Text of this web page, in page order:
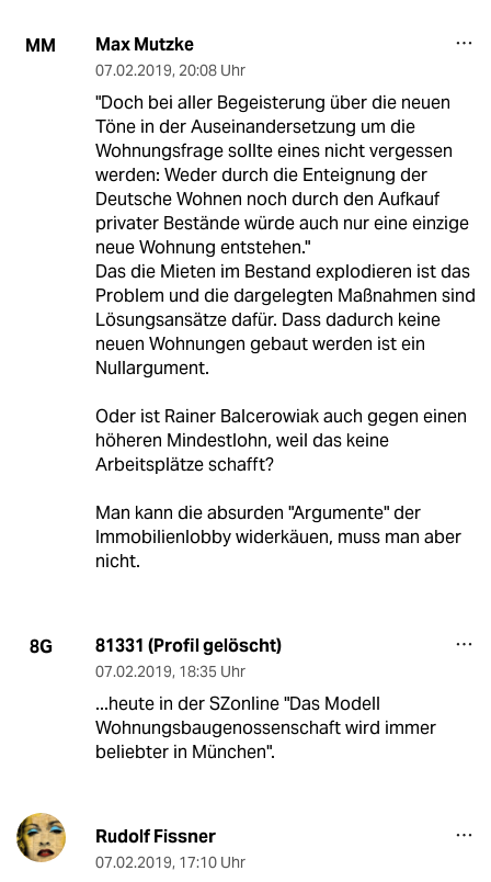
MM Max Mutzke
07.02.2019, 20:08 Uhr
"Doch bei aller Begeisterung über die neuen
Töne in der Auseinandersetzung um die
Wohnungsfrage sollte eines nicht vergessen
werden: Weder durch die Enteignung der
Deutsche Wohnen noch durch den Aufkauf
privater Bestände würde auch nur eine einzige
neue Wohnung entstehen."
Das die Mieten im Bestand explodieren ist das
Problem und die dargelegten Maßnahmen sind
Lösungsansätze dafür. Dass dadurch keine
neuen Wohnungen gebaut werden ist ein
Nullargument.
Oder ist Rainer Balcerowiak auch gegen einen
höheren Mindestlohn, weil das keine
Arbeitsplätze schafft?
Man kann die absurden "Argumente" der
Immobilienlobby widerkäuen, muss man aber
nicht.
8G 81331 (Profil gelöscht)
07.02.2019, 18:35 Uhr
...heute in der SZonline "Das Modell
Wohnungsbaugenossenschaft wird immer
beliebter in München".
Rudolf Fissner
07.02.2019, 17:10 Uhr